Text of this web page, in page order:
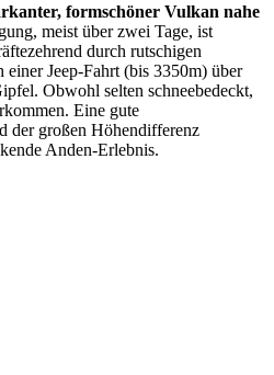
formschöner Vulkan nahe
meist über zwei Tage, ist
durch rutschigen
Jeep-Fahrt (bis 3350m) über
Obwohl selten schneebedeckt,
Eine gute
der großen Höhendifferenz
Anden-Erlebnis.